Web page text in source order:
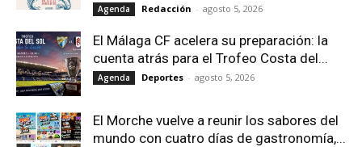
Agenda Redacción - agosto 5, 2026
El Málaga CF acelera su preparación: la
cuenta atrás para el Trofeo Costa del...
Agenda Deportes - agosto 5, 2026
El Morche vuelve a reunir los sabores del
mundo con cuatro días de gastronomía,...